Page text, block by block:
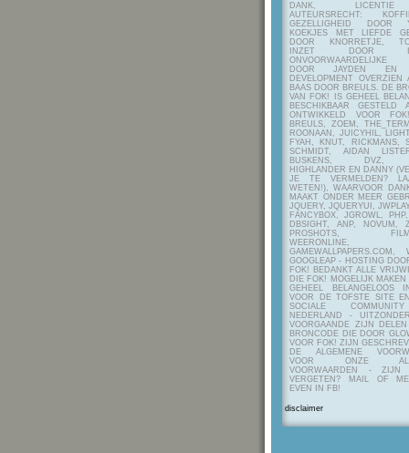
DANK,
AUTEURSRECHT:
GEZELLIGHEID DOOR
KOEKJES MET LIEFDE
DOOR KNORRETJE,
INZET DOOR
ONVOORWAARDELIJKE
DOOR JAYDEN EN
DEVELOPMENT OVERZIEN
BAAS DOOR BREULS. DE
VAN FOK! IS GEHEEL
BESCHIKBAAR GESTELD
ONTWIKKELD VOOR
BREULS, ZOEM,
ROONAAN, JUICYHIL,
FYAH, KNUT, RICKMANS,
SCHMIDT, AIDAN
BUSKENS, DVZ,
HIGHLANDER EN DANNY
JE TE VERMELDEN?
WETEN!), WAARVOOR
MAAKT ONDER MEER
JQUERY, JQUERYUI,
FANCYBOX, JGROWL,
DBSIGHT, ANP, NOVUM,
PROSHOTS,
WEERONLINE,
GAMEWALLPAPERS.COM,
GOOGLEAP - HOSTING
FOK! BEDANKT ALLE
DIE FOK! MOGELIJK
GEHEEL BELANGELOOS
VOOR DE TOFSTE SITE
SOCIALE
NEDERLAND -
VOORGAANDE ZIJN
BRONCODE DIE DOOR
VOOR FOK! ZIJN
DE ALGEMENE
VOOR ONZE
VOORWAARDEN -
VERGETEN? MAIL OF
EVEN IN FB!
disclaimer